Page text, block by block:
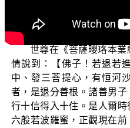
世尊在《菩薩瓔珞本
情說到：【佛子！若退若
中、發三菩提心，有恒河
者，是退分善根。諸善男
行十信得入十住。是人爾
六般若波羅蜜，正觀現在前